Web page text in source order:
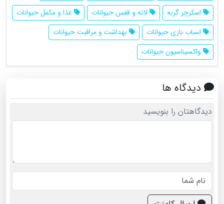
اسکرچر گربه لانه و قفس حیوانات
غذا و مکمل حیوانات
اسباب بازی حیوانات
بهداشت و مراقبت حیوانات
واکسیناسیون حیوانات
دیدگاه ها
دیدگاهتان را بنویسید